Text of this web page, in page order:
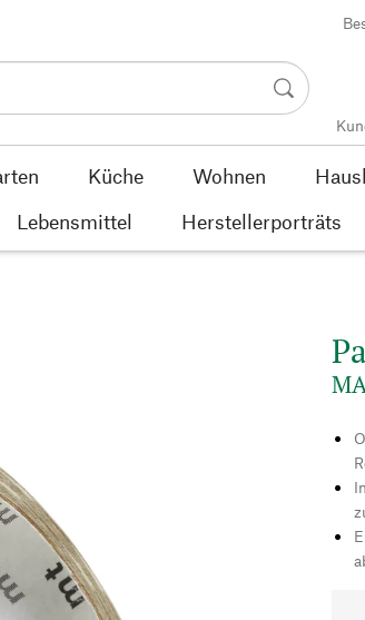
Küche Wohnen
Lebensmittel Herstellerporträts